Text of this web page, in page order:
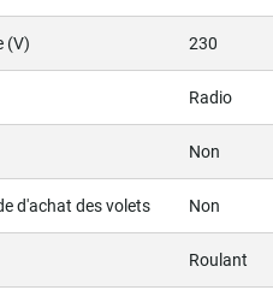
(V) 230
Radio
Non
d'achat des volets Non
Roulant